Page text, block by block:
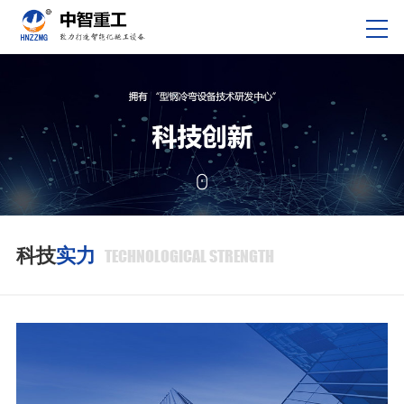
科技实力 TECHNOLOGICAL STRENGTH